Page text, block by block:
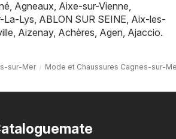
, Agneaux, Aixe-sur-Vienne,
La-Lys, ABLON SUR SEINE, Aix-les-
, Aizenay, Achères, Agen, Ajaccio.
sur-Mer Mode et Chaussures Cagnes-sur-